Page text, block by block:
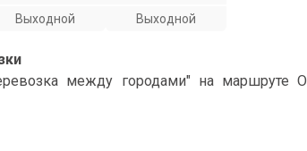
Выходной
Выходной
между городами" на маршруте